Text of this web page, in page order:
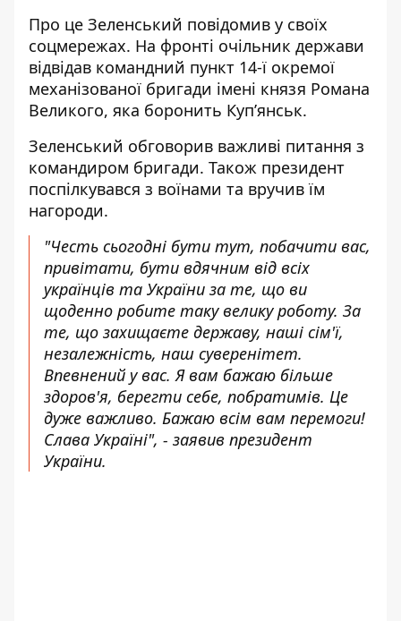
Про це Зеленський повідомив у своїх
соцмережах. На фронті очільник держави
відвідав командний пункт 14-ї окремої
механізованої бригади імені князя Романа
Великого, яка боронить Купʼянськ.
Зеленський обговорив важливі питання з
командиром бригади. Також президент
поспілкувався з воїнами та вручив їм
нагороди.
"Честь сьогодні бути тут, побачити вас,
привітати, бути вдячним від всіх
українців та України за те, що ви
щоденно робите таку велику роботу. За
те, що захищаєте державу, наші сім'ї,
незалежність, наш суверенітет.
Впевнений у вас. Я вам бажаю більше
здоров'я, берегти себе, побратимів. Це
дуже важливо. Бажаю всім вам перемоги!
Слава Україні", - заявив президент
України.